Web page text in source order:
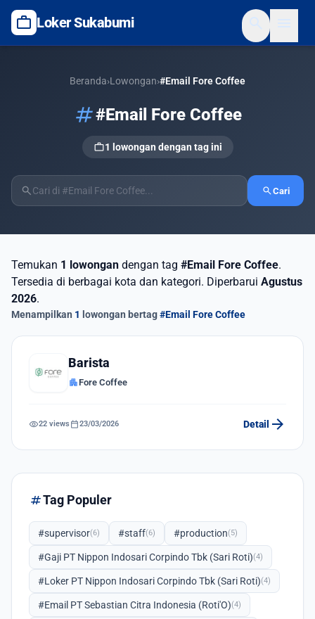
work Loker Sukabumi
Beranda›Lowongan›#Email Fore Coffee
tag#Email Fore Coffee
work1 lowongan dengan tag ini
search searchCari
Temukan 1 lowongan dengan tag #Email Fore Coffee.
Tersedia di berbagai kota dan kategori. Diperbarui Agustus
2026.
Menampilkan 1 lowongan bertag#Email Fore Coffee
Barista
apartmentFore Coffee
visibility22 views calendar_today23/03/2026 Detail arrow_forward
tagTag Populer
#supervisor(6) #staff(6) #production(5)
#Gaji PT Nippon Indosari Corpindo Tbk (Sari Roti)(4)
#Loker PT Nippon Indosari Corpindo Tbk (Sari Roti)(4)
#Email PT Sebastian Citra Indonesia (Roti'O)(4)